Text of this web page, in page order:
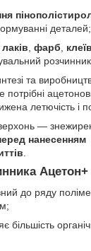
деталей;
лаків фарб клеїв
та
летючість і
—
нанесенням
Ацетон+
до ряду
більшість